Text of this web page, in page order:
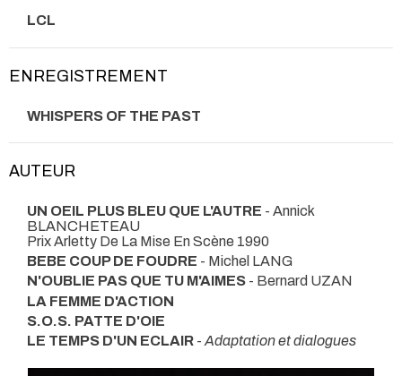
LCL
ENREGISTREMENT
WHISPERS OF THE PAST
AUTEUR
UN OEIL PLUS BLEU QUE L'AUTRE - Annick
BLANCHETEAU
Prix Arletty De La Mise En Scène 1990
BEBE COUP DE FOUDRE - Michel LANG
N'OUBLIE PAS QUE TU M'AIMES - Bernard UZAN
LA FEMME D'ACTION
S.O.S. PATTE D'OIE
LE TEMPS D'UN ECLAIR - Adaptation et dialogues